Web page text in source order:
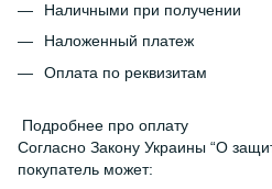
Наличными при получении
Наложенный платеж
Оплата по реквизитам
Подробнее про оплату
Согласно Закону Украины “О
покупатель может: